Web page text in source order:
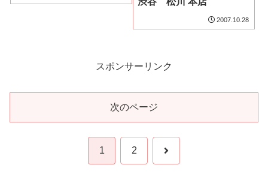
2007.10.28
スポンサーリンク
次のページ
1 2 次